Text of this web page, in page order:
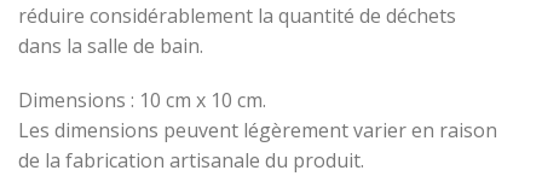
réduire considérablement la quantité de déchets
dans la salle de bain.
Dimensions : 10 cm x 10 cm.
Les dimensions peuvent légèrement varier en raison
de la fabrication artisanale du produit.